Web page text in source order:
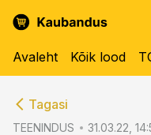
Avaleht Kõik lood
Tagasi
TEENINDUS 31.03.22,